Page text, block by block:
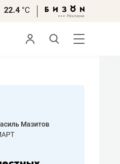
22.4 °С
Мазитов